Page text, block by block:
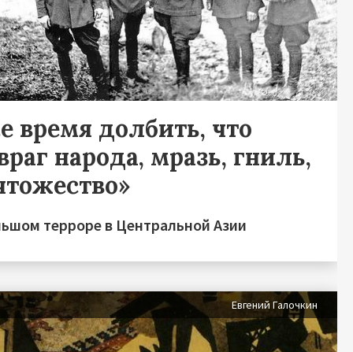
время долбить, что
народа, мразь, гниль,
терроре в Центральной Азии
Евгений Галочкин